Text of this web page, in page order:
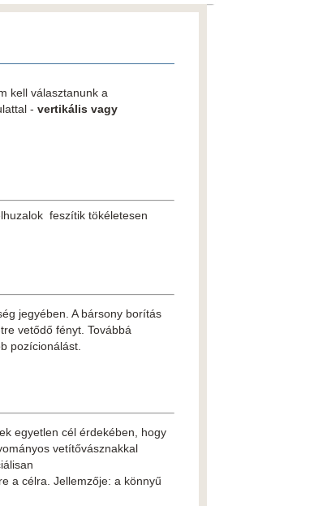
kell választanunk a
- vertikális vagy
feszítik tökéletesen
jegyében. A bársony borítás
vetődő fényt. Továbbá
pozícionálást.
egyetlen cél érdekében, hogy
vetítővásznakkal
a célra. Jellemzője: a könnyű